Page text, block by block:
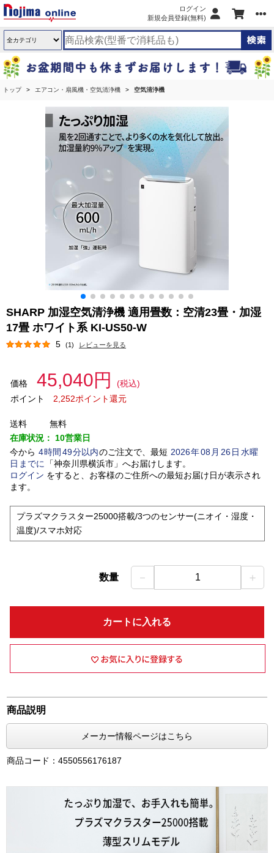
ログイン
新規会員登録(無料)
トップ エアコン・扇風機・空気清浄機 空気清浄機
SHARP 加湿空気清浄機 適用畳数：空清23畳・加湿
17畳 ホワイト系 KI-US50-W
5 (1) レビューを見る
価格 45,040円
(税込)
ポイント
2,252ポイント還元
送料
無料
在庫状況： 10営業日
今から 4時間 49分以内のご注文で、最短 2026年08 月 26日水曜
日 までに 「神奈川県横浜市」 へお届けします。
ログイン をすると、お客様のご住所への最短お届け日が表示され
ます。
プラズマクラスター25000搭載/3つのセンサー(ニオイ・湿度・
温度)/スマホ対応
数量 － 1 ＋
カートに入れる
商品説明
メーカー情報ページはこちら
商品コード：4550556176187